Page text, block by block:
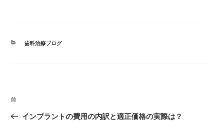
カ
歯科治療ブログ
投
ナ
過
去
前
インプラントの費用の内訳と適正価格の実際は？